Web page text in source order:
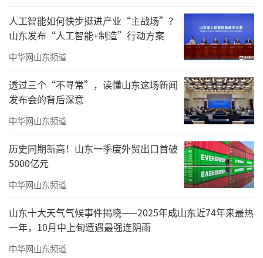
全资控股黄酒老字号
根据公告，青岛啤酒与新华锦集团有限公
司、山东鲁锦进出口集团有限公司及即墨黄酒
签署《股权转让协议》，以现金方式受让两家
原股东合计持有的即墨黄酒全部股权。据天眼
查APP显示，即墨黄酒注册资本为人民币5500
万元，由新华锦集团持有45.45%的股权，鲁锦
集团持有54.55%的股权。
公告中提到，截至2024年12月31日，即墨
黄酒总资产为人民币90810万元，净资产为人民
人工智能如何快步挺进产业“主战场”？
山东发布“人工智能+制造”行动方案
中华网山东频道
透过三个“不寻常”，读懂山东这场新闻
发布会的背后深意
中华网山东频道
历史同期新高！山东一季度外贸出口首破
5000亿元
中华网山东频道
山东十大天气气候事件揭晓——2025年成山东近74年来最热
一年，10月中上旬遭遇最强连阴雨
中华网山东频道